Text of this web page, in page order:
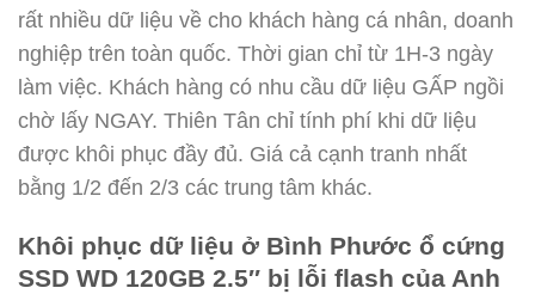
rất nhiều dữ liệu về cho khách hàng cá nhân, doanh
nghiệp trên toàn quốc. Thời gian chỉ từ 1H-3 ngày
làm việc. Khách hàng có nhu cầu dữ liệu GẤP ngồi
chờ lấy NGAY. Thiên Tân chỉ tính phí khi dữ liệu
được khôi phục đầy đủ. Giá cả cạnh tranh nhất
bằng 1/2 đến 2/3 các trung tâm khác.
Khôi phục dữ liệu ở Bình Phước ổ cứng
SSD WD 120GB 2.5″ bị lỗi flash của Anh